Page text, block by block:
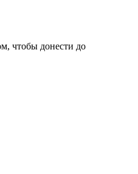
чтобы донести до